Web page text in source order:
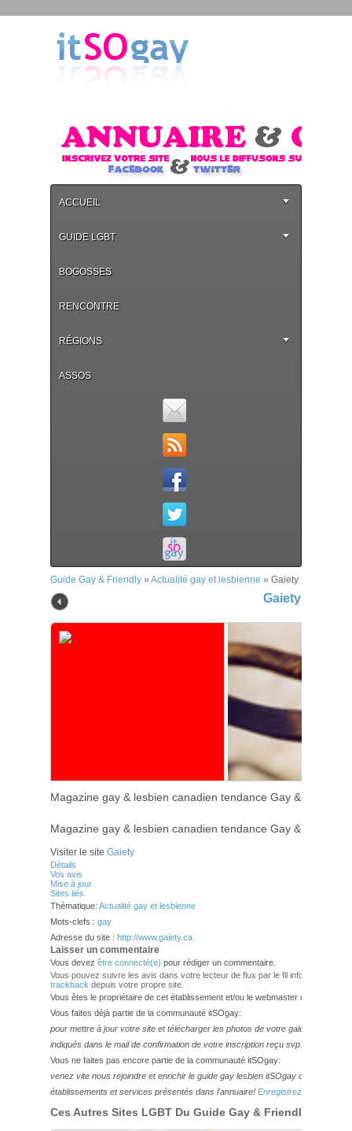
ACCUEIL
GUIDE LGBT
BOGOSSES
RENCONTRE
RÉGIONS
ASSOS
Guide Gay & Friendly » Actualité gay et lesbienne » Gaiety
Gaiety
Magazine gay & lesbien canadien tendance Gay & Lesbian
Magazine gay & lesbien canadien tendance Gay & Lesbian
Visiter le site Gaiety
Détails
Vos avis
Mise à jour
Sites liés
Thématique: Actualité gay et lesbienne
Mots-clefs : gay
Adresse du site : http://www.gaiety.ca
Laisser un commentaire
Vous devez être connecté(e) pour rédiger un commentaire.
Vous pouvez suivre les avis dans votre lecteur de flux par le fil info
trackback depuis votre propre site.
Vous êtes le propriétaire de cet établissement et/ou le webmaster de ce site?
Vous faites déjà partie de la communauté itSOgay:
pour mettre à jour votre site et télécharger les photos de votre galerie,
indiqués dans le mail de confirmation de votre inscription reçu svp.
Vous ne faites pas encore partie de la communauté itSOgay:
venez vite nous rejoindre et enrichir le guide gay lesbien itSOgay de vos
établissements et services présentés dans l'annuaire! Enregistrez-vous ici!
Ces Autres Sites LGBT Du Guide Gay & Friendly